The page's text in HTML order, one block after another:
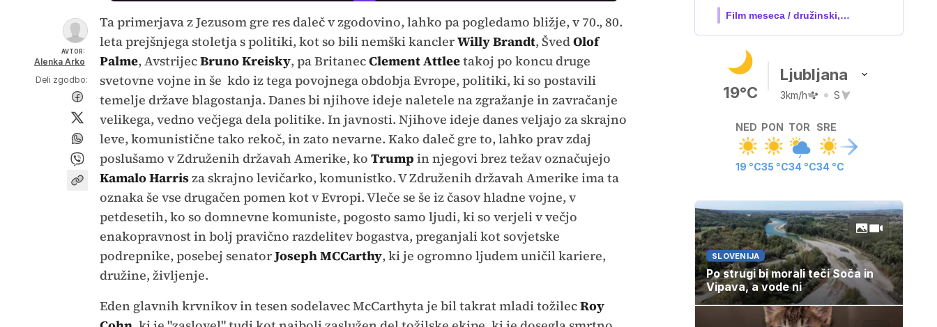
AVTOR:
Alenka Arko
Deli zgodbo:
Ta primerjava z Jezusom gre res daleč v zgodovino, lahko pa pogledamo bližje, v 70., 80.
leta prejšnjega stoletja s politiki, kot so bili nemški kanclerWilly Brandt, ŠvedOlof
Palme, AvstrijecBruno Kreisky, pa BritanecClement Attleetakoj po koncu druge
svetovne vojne in še kdo iz tega povojnega obdobja Evrope, politiki, ki so postavili
temelje države blagostanja. Danes bi njihove ideje naletele na zgražanje in zavračanje
velikega, vedno večjega dela politike. In javnosti. Njihove ideje danes veljajo za skrajno
leve, komunistične tako rekoč, in zato nevarne. Kako daleč gre to, lahko prav zdaj
poslušamo v Združenih državah Amerike, ko Trump in njegovi brez težav označujejo
Kamalo Harrisza skrajno levičarko, komunistko. V Združenih državah Amerike ima ta
oznaka še vse drugačen pomen kot v Evropi. Vleče se še iz časov hladne vojne, v
petdesetih, ko so domnevne komuniste, pogosto samo ljudi, ki so verjeli v večjo
enakopravnost in bolj pravično razdelitev bogastva, preganjali kot sovjetske
podrepnike, posebej senatorJoseph MCCarthy, ki je ogromno ljudem uničil kariere,
družine, življenje.
Eden glavnih krvnikov in tesen sodelavec McCarthyta je bil takrat mladi tožilecRoy
V živo na VOYO: sreda ob 20.30
19°C
Ljubljana
3km/h S
NED
19 °C
PON
35 °C
TOR
34 °C
SRE
34 °C
SLOVENIJA
Po strugi bi morali teči Soča in
Vipava, a vode ni